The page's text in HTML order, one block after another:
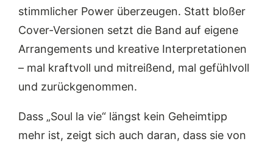
stimmlicher Power überzeugen. Statt bloßer
Cover-Versionen setzt die Band auf eigene
Arrangements und kreative Interpretationen
– mal kraftvoll und mitreißend, mal gefühlvoll
und zurückgenommen.
Dass „Soul la vie“ längst kein Geheimtipp
mehr ist, zeigt sich auch daran, dass sie von